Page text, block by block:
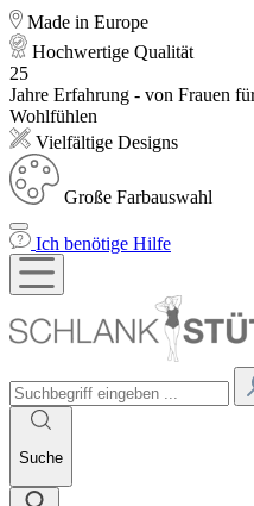
Made in Europe
Hochwertige Qualität
25
Jahre Erfahrung - von Frauen
Wohlfühlen
Vielfältige Designs
Große Farbauswahl
Ich benötige Hilfe
Suche